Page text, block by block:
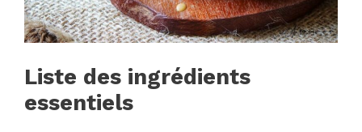
Liste des ingrédients
essentiels